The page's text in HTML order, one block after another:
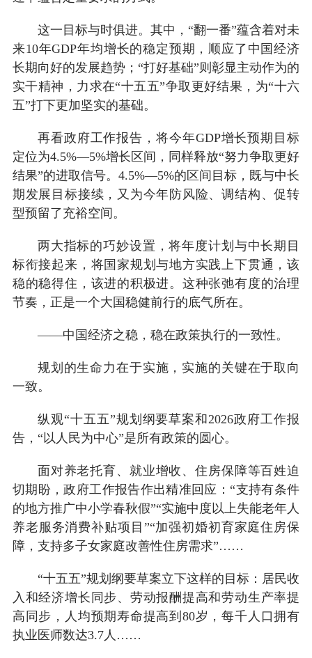
这一目标与时俱进。其中，“翻一番”蕴含着对未
来10年GDP年均增长的稳定预期，顺应了中国经济
长期向好的发展趋势；“打好基础”则彰显主动作为的
实干精神，力求在“十五五”争取更好结果，为“十六
五”打下更加坚实的基础。
再看政府工作报告，将今年GDP增长预期目标
定位为4.5%—5%增长区间，同样释放“努力争取更好
结果”的进取信号。4.5%—5%的区间目标，既与中长
期发展目标接续，又为今年防风险、调结构、促转
型预留了充裕空间。
两大指标的巧妙设置，将年度计划与中长期目
标衔接起来，将国家规划与地方实践上下贯通，该
稳的稳得住，该进的积极进。这种张弛有度的治理
节奏，正是一个大国稳健前行的底气所在。
——中国经济之稳，稳在政策执行的一致性。
规划的生命力在于实施，实施的关键在于取向
一致。
纵观“十五五”规划纲要草案和2026政府工作报
告，“以人民为中心”是所有政策的圆心。
面对养老托育、就业增收、住房保障等百姓迫
切期盼，政府工作报告作出精准回应：“支持有条件
的地方推广中小学春秋假”“实施中度以上失能老年人
养老服务消费补贴项目”“加强初婚初育家庭住房保
障，支持多子女家庭改善性住房需求”……
“十五五”规划纲要草案立下这样的目标：居民收
入和经济增长同步、劳动报酬提高和劳动生产率提
高同步，人均预期寿命提高到80岁，每千人口拥有
执业医师数达3.7人……